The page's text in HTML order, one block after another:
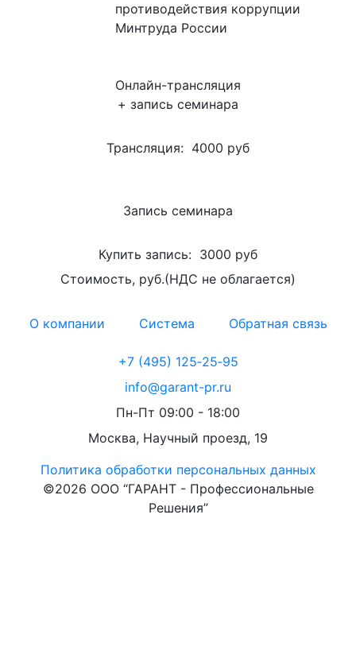
противодействия коррупции
Минтруда России
Онлайн-трансляция
+ запись семинара
Трансляция: 4000 руб
Запись семинара
Купить запись: 3000 руб
Стоимость, руб.(НДС не облагается)
О компании Система Обратная связь
+7 (495) 125‑25‑95
info@garant-pr.ru
Пн-Пт 09:00 - 18:00
Москва, Научный проезд, 19
Политика обработки персональных данных
©2026 ООО “ГАРАНТ - Профессиональные
Решения”